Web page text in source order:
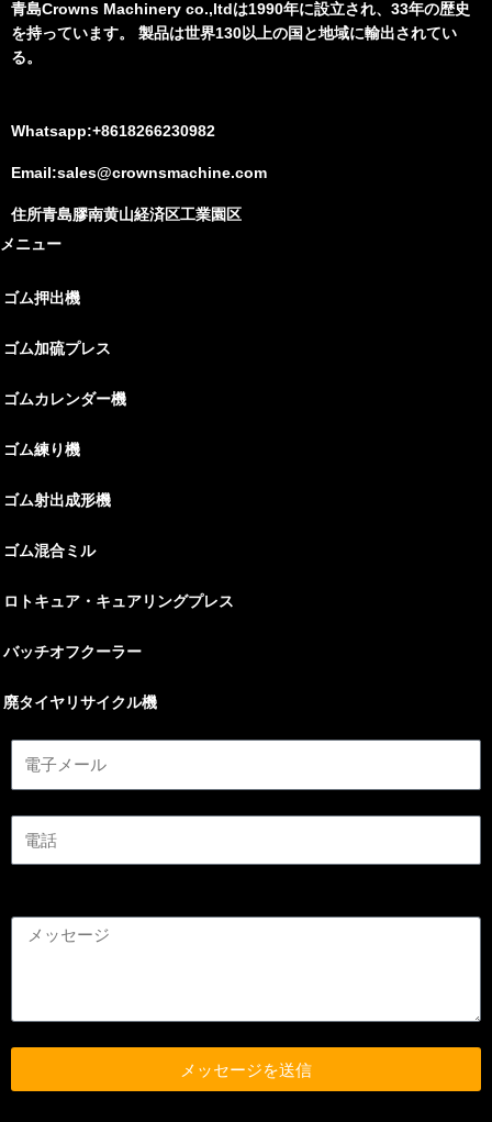
青島Crowns Machinery co.,ltdは1990年に設立され、33年の歴史
を持っています。 製品は世界130以上の国と地域に輸出されてい
る。
Whatsapp:+8618266230982
Email:sales@crownsmachine.com
住所青島膠南黄山経済区工業園区
メニュー
ゴム押出機
ゴム加硫プレス
ゴムカレンダー機
ゴム練り機
ゴム射出成形機
ゴム混合ミル
ロトキュア・キュアリングプレス
バッチオフクーラー
廃タイヤリサイクル機
メッセージを送信